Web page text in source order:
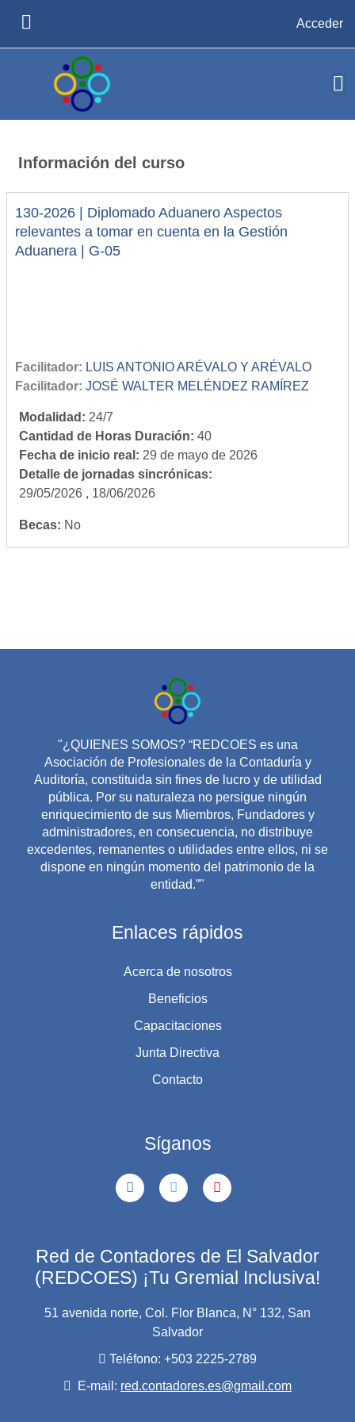
Acceder
Información del curso
130-2026 | Diplomado Aduanero Aspectos
relevantes a tomar en cuenta en la Gestión
Aduanera | G-05
Facilitador: LUIS ANTONIO ARÉVALO Y ARÉVALO
Facilitador: JOSÉ WALTER MELÉNDEZ RAMÍREZ
Modalidad : 24/7
Cantidad de Horas Duración: 40
Fecha de inicio real : 29 de mayo de 2026
Detalle de jornadas sincrónicas:
29/05/2026 , 18/06/2026
Becas: No
"¿QUIENES SOMOS? “REDCOES es una
Asociación de Profesionales de la Contaduría y
Auditoría, constituida sin fines de lucro y de utilidad
pública. Por su naturaleza no persigue ningún
enriquecimiento de sus Miembros, Fundadores y
administradores, en consecuencia, no distribuye
excedentes, remanentes o utilidades entre ellos, ni se
dispone en ningún momento del patrimonio de la
entidad.”"
Enlaces rápidos
Acerca de nosotros
Beneficios
Capacitaciones
Junta Directiva
Contacto
Síganos
Red de Contadores de El Salvador
(REDCOES) ¡Tu Gremial Inclusiva!
51 avenida norte, Col. Flor Blanca, N° 132, San
Salvador
Teléfono: +503 2225-2789
E-mail: red.contadores.es@gmail.com